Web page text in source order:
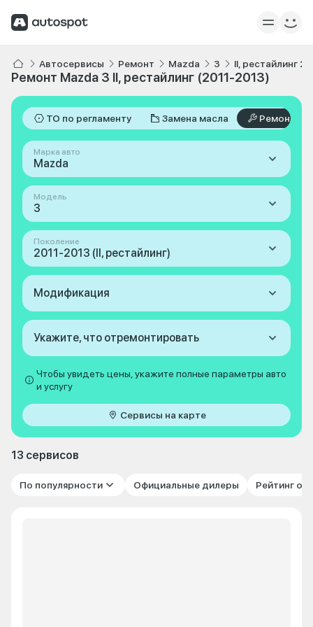
Автосервисы Ремонт Mazda 3 II, рестайлинг
Ремонт Mazda 3 II, рестайлинг (2011-2013)
ТО по регламенту Замена масла Ремонт
Марка авто
Mazda
Модель
3
Поколение
2011-2013 (II, рестайлинг)
Модификация
Укажите, что отремонтировать
Чтобы увидеть цены, укажите полные параметры авто
и услугу
Сервисы на карте
13 сервисов
По популярности Официальные дилеры Рейтинг